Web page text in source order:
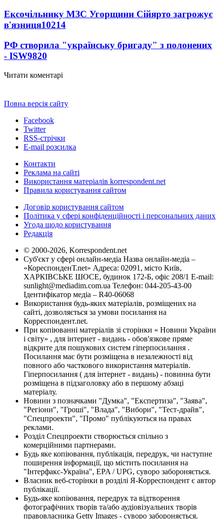
Ексочільнику МЗС Угорщини Сійярто загрожує
в'язниця10214
РФ створила "українську бригаду" з полонених
- ISW9820
Читати коментарі
Повна версія сайту
Facebook
Twitter
RSS-стрічки
E-mail розсилка
Контакти
Реклама на сайті
Використання матеріалів korrespondent.net
Правила користування сайтом
Договір користування сайтом
Політика у сфері конфіденційності і персональних даних
Угода щодо користування
Редакція
© 2000-2026, Korrespondent.net
Суб'єкт у сфері онлайн-медіа Назва онлайн-медіа –
«КореспонденТ.net» Адреса: 02091, місто Київ,
ХАРКІВСЬКЕ ШОСЕ, будинок 172-Б, офіс 208/1 E-mail:
sunlight@mediadim.com.ua Телефон: 044-205-43-00
Ідентифікатор медіа – R40-06068
Використання будь-яких матеріалів, розміщених на
сайті, дозволяється за умови посилання на
Корреспондент.net.
При копіюванні матеріалів зі сторінки « Новини України
і світу» , для інтернет - видань - обов'язкове пряме
відкрите для пошукових систем гіперпосилання .
Посилання має бути розміщена в незалежності від
повного або часткового використання матеріалів.
Гіперпосилання ( для інтернет - видань) - повинна бути
розміщена в підзаголовку або в першому абзаці
матеріалу.
Новини з позначками "Думка", "Експертиза", "Заява",
"Регіони", "Гроші", "Влада", "Вибори", "Тест-драйв",
"Спецпроекти", "Промо" публікуються на правах
реклами.
Розділ Спецпроекти створюється спільно з
комерційними партнерами.
Будь яке копіювання, публікація, передрук, чи наступне
поширення інформації, що містить посилання на
"Інтерфакс-Україна", EPA / UPG, суворо забороняється.
Власник веб-сторінки в розділі Я-Корреспондент є автор
публікації.
Будь-яке копіювання, передрук та відтворення
фотографічних творів та/або аудіовізуальних творів
правовласника Getty Images - суворо забороняється.